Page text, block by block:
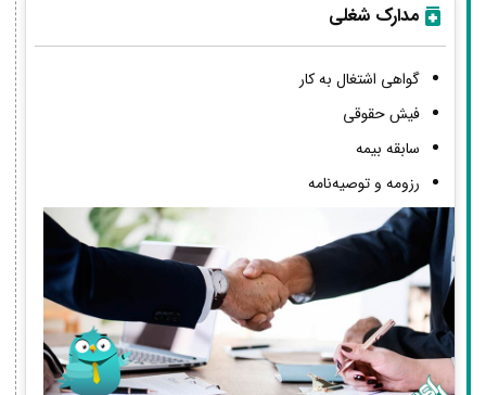
مدارک شغلی
گواهی اشتغال به کار
فیش حقوقی
سابقه بیمه
رزومه و توصیه‌نامه